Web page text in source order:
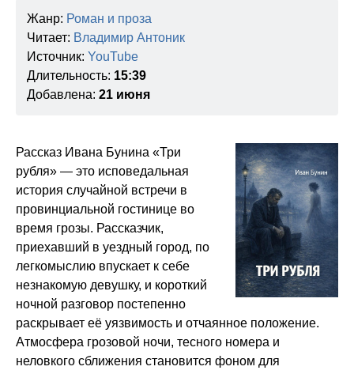
Жанр: Роман и проза
Читает: Владимир Антоник
Источник: YouTube
Длительность: 15:39
Добавлена: 21 июня
Рассказ Ивана Бунина «Три
рубля» — это исповедальная
история случайной встречи в
провинциальной гостинице во
время грозы. Рассказчик,
приехавший в уездный город, по
легкомыслию впускает к себе
незнакомую девушку, и короткий
ночной разговор постепенно
раскрывает её уязвимость и отчаянное положение.
Атмосфера грозовой ночи, тесного номера и
неловкого сближения становится фоном для